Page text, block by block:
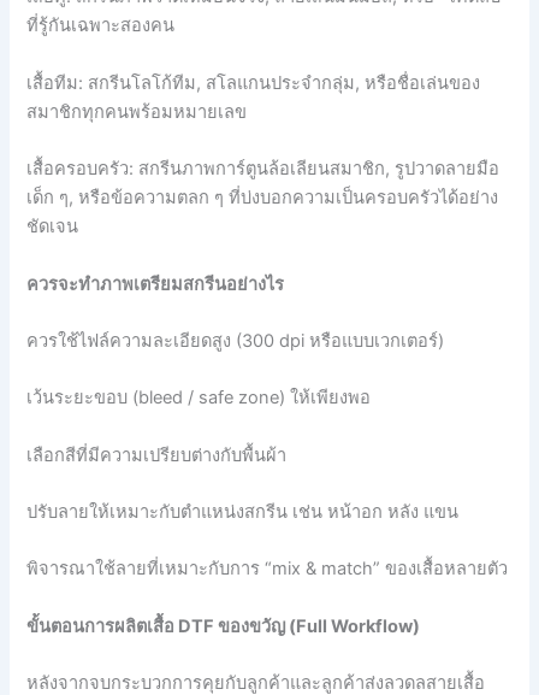
ที่รู้กันเฉพาะสองคน
เสื้อทีม: สกรีนโลโก้ทีม, สโลแกนประจำกลุ่ม, หรือชื่อเล่นของ
สมาชิกทุกคนพร้อมหมายเลข
เสื้อครอบครัว: สกรีนภาพการ์ตูนล้อเลียนสมาชิก, รูปวาดลายมือ
เด็ก ๆ, หรือข้อความตลก ๆ ที่บ่งบอกความเป็นครอบครัวได้อย่าง
ชัดเจน
ควรจะทำภาพเตรียมสกรีนอย่างไร
ควรใช้ไฟล์ความละเอียดสูง (300 dpi หรือแบบเวกเตอร์)
เว้นระยะขอบ (bleed / safe zone) ให้เพียงพอ
เลือกสีที่มีความเปรียบต่างกับพื้นผ้า
ปรับลายให้เหมาะกับตำแหน่งสกรีน เช่น หน้าอก หลัง แขน
พิจารณาใช้ลายที่เหมาะกับการ “mix & match” ของเสื้อหลายตัว
ขั้นตอนการผลิตเสื้อ DTFของขวัญ (Full Workflow)
หลังจากจบกระบวกการคุยกับลูกค้าและลูกค้าส่งลวดลสายเสื้อ